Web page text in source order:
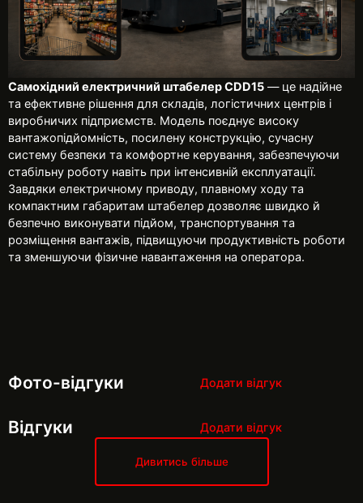
Самохідний електричний штабелер CDD15 — це надійне
та ефективне рішення для складів, логістичних центрів і
виробничих підприємств. Модель поєднує високу
вантажопідйомність, посилену конструкцію, сучасну
систему безпеки та комфортне керування, забезпечуючи
стабільну роботу навіть при інтенсивній експлуатації.
Завдяки електричному приводу, плавному ходу та
компактним габаритам штабелер дозволяє швидко й
безпечно виконувати підйом, транспортування та
розміщення вантажів, підвищуючи продуктивність роботи
та зменшуючи фізичне навантаження на оператора.
Фото-відгуки Додати відгук
Відгуки Додати відгук
Дивитись більше